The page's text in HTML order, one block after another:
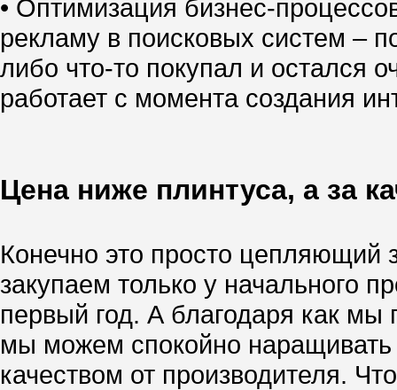
• Оптимизация бизнес-
рекламу в поисковых систем –
либо что-то покупал и остался
работает с момента создания
Цена ниже плинтуса, а за
Конечно это просто цепляющий
закупаем только у начального
первый год. А благодаря как
мы можем спокойно наращивать
качеством от производителя.